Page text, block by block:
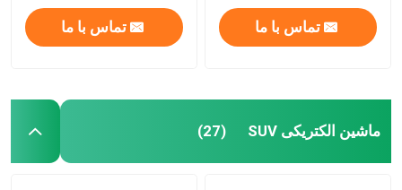
تماس با ما تماس با ما
ماشین الکتریکی SUV (27)